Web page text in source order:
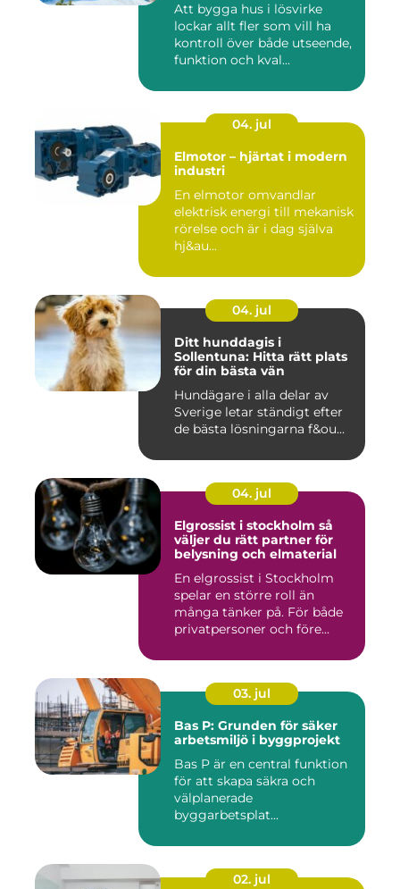
Att bygga hus i lösvirke
lockar allt fler som vill ha
kontroll över både utseende,
funktion och kval...
04. jul
Elmotor – hjärtat i modern
industri
En elmotor omvandlar
elektrisk energi till mekanisk
rörelse och är i dag själva
hj&au...
04. jul
Ditt hunddagis i
Sollentuna: Hitta rätt plats
för din bästa vän
Hundägare i alla delar av
Sverige letar ständigt efter
de bästa lösningarna f&ou...
04. jul
Elgrossist i stockholm så
väljer du rätt partner för
belysning och elmaterial
En elgrossist i Stockholm
spelar en större roll än
många tänker på. För både
privatpersoner och före...
03. jul
Bas P: Grunden för säker
arbetsmiljö i byggprojekt
Bas P är en central funktion
för att skapa säkra och
välplanerade
byggarbetsplat...
02. jul